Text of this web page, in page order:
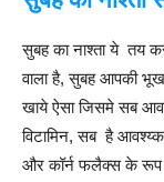
सुबह का नाश्ता ये तय
वाला है, सुबह आपकी
खाये ऐसा जिसमे सब
विटामिन, सब है
और कॉर्न फलैक्स के रूप